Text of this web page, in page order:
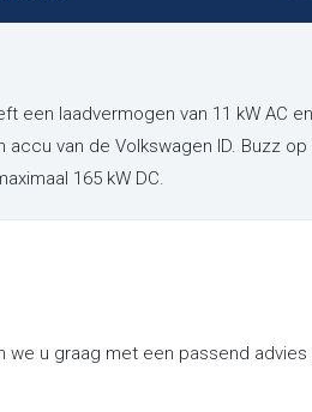
een laadvermogen van 11 kW AC
van de Volkswagen ID. Buzz
165 kW DC.
we u graag met een passend